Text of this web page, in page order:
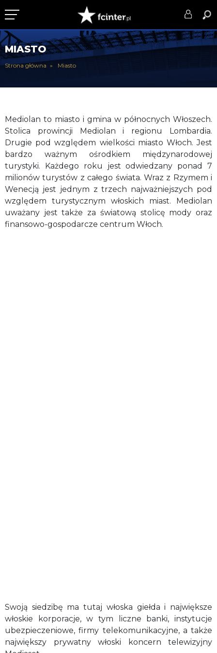
KLUB
DRUŻYNA
DLA TIFOSICH
SERWIS
MIASTO
Strona główna Miasto
Mediolan to miasto i gmina w północnych Włoszech.
Stolica prowincji Mediolan i regionu Lombardia.
Drugie pod względem wielkości miasto Włoch. Jest
bardzo ważnym ośrodkiem międzynarodowej
turystyki. Każdego roku jest odwiedzany ponad 7
milionów turystów z całego świata. Wraz z Rzymem i
Wenecją jest jednym z trzech najważniejszych pod
względem turystycznym włoskich miast. Mediolan
uważany jest także za światową stolicę mody oraz
finansowo-gospodarcze centrum Włoch.
Swoją siedzibę ma tutaj włoska giełda i największe
włoskie korporacje, w tym liczne banki, instytucje
ubezpieczeniowe, firmy telekomunikacyjne, a także
największy prywatny włoski koncern telewizyjny